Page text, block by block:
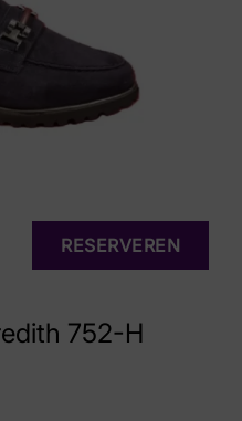
752-H
RESERVEREN